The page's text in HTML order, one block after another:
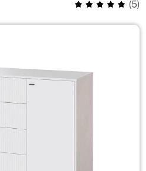
(5)